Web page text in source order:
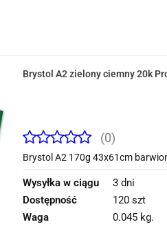
Brystol A2 zielony ciemny 20k
(0)
Brystol A2 170g 43x61cm
Wysyłka w ciągu
3 dni
Dostępność
120 szt
Waga
0.045 kg.